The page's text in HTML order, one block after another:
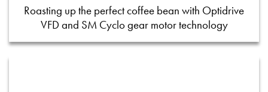
Roasting up the perfect coffee bean with Optidrive
VFD and SM Cyclo gear motor technology